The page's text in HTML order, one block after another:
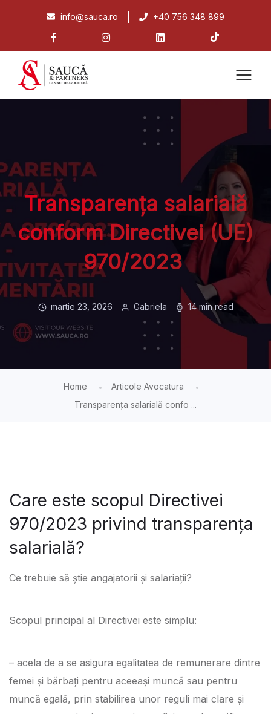
+40 756 348 899
info@sauca.ro
Transparența salarială
conform Directivei (UE)
970/2023
martie 23, 2026 Gabriela 14 min read
Home
Articole Avocatura
Transparența salarială confo ...
Care este scopul Directivei
970/2023 privind transparența
salarială?
Ce trebuie să știe angajatorii și salariații?
Scopul principal al Directivei este simplu:
– acela de a se asigura egalitatea de remunerare dintre
femei și bărbați pentru aceeași muncă sau pentru
muncă egală, prin stabilirea unor reguli mai clare și